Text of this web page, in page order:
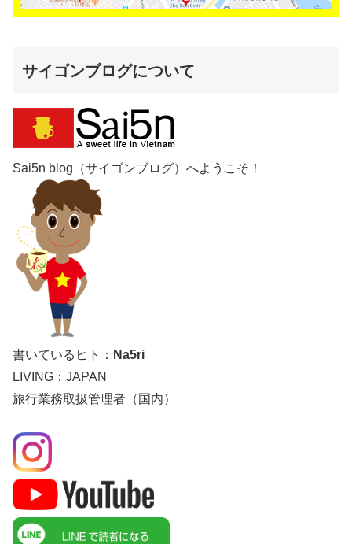
サイゴンブログについて
Sai5n blog（サイゴンブログ）へようこそ！
書いているヒト： Na5ri
LIVING：JAPAN
旅行業務取扱管理者（国内）